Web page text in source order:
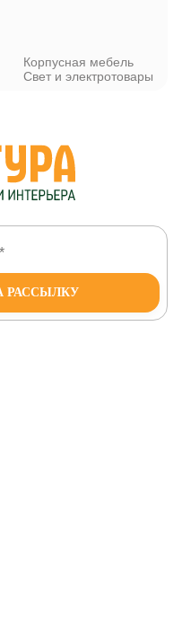
Корпусная мебель
Свет и электротовары
РАССЫЛКУ